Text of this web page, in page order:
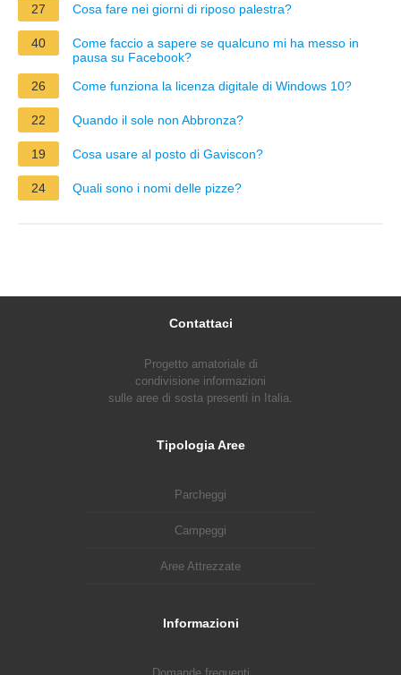
27 Cosa fare nei giorni di riposo palestra?
40
Come faccio a sapere se qualcuno mi ha messo in
pausa su Facebook?
26
Come funziona la licenza digitale di Windows 10?
22 Quando il sole non Abbronza?
19 Cosa usare al posto di Gaviscon?
24 Quali sono i nomi delle pizze?
Contattaci
Progetto amatoriale di
condivisione informazioni
sulle aree di sosta presenti in Italia.
Tipologia Aree
Parcheggi
Campeggi
Aree Attrezzate
Informazioni
Domande frequenti